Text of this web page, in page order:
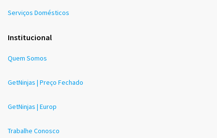
Serviços Domésticos
Institucional
Quem Somos
GetNinjas | Preço Fechado
GetNinjas | Europ
Trabalhe Conosco